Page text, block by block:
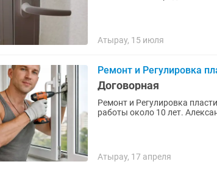
Атырау, 15 июля
Ремонт и Регулировка
Договорная
Ремонт и Регулировка
работы около 10 лет.
Атырау, 17 апреля